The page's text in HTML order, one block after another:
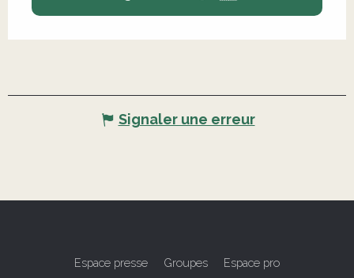
Signaler une erreur
Espace presse Groupes Espace pro